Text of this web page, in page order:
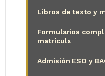
Libros de texto y
Formularios
matrícula
Admisión ESO y